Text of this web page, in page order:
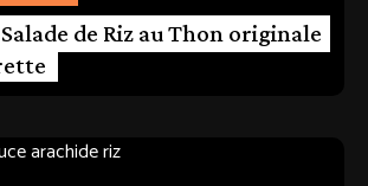
de Riz au Thon originale